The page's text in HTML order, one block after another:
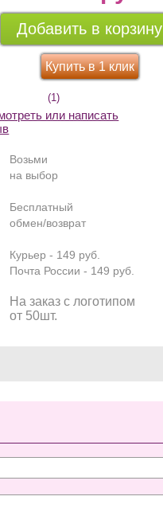
Добавить в корзину
Купить в 1 клик
(1)
или написать
Возьми
на выбор
Бесплатный
обмен/возврат
Курьер - 149 руб.
Почта России - 149 руб.
На заказ с логотипом
от 50шт.